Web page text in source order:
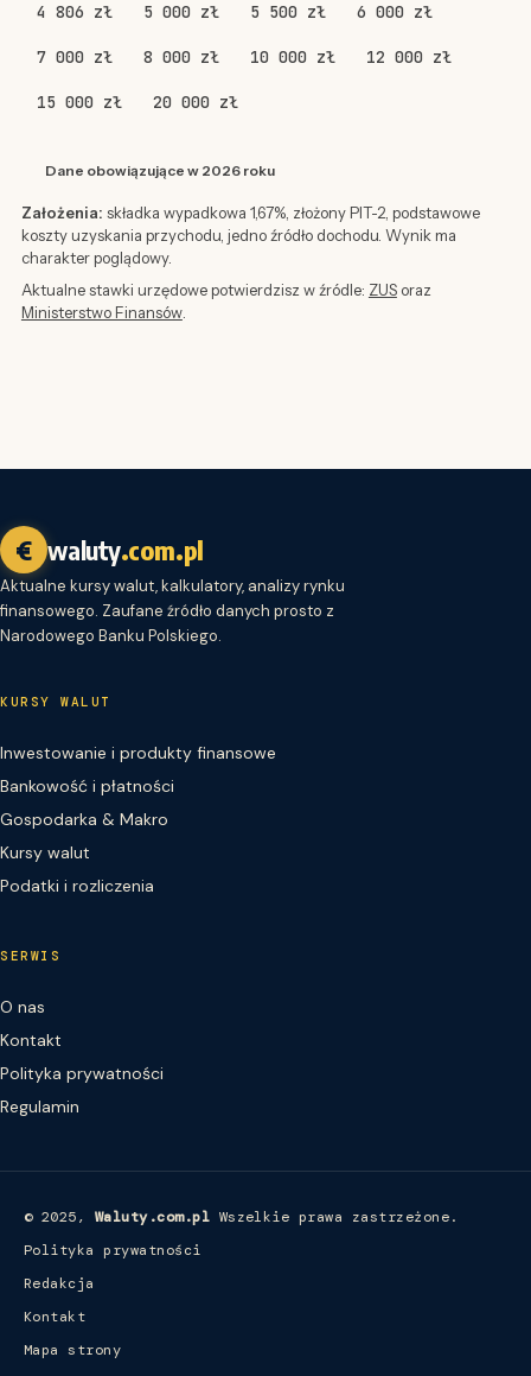
4 806 zł 5 000 zł 5 500 zł 6 000 zł
7 000 zł 8 000 zł 10 000 zł 12 000 zł
15 000 zł 20 000 zł
Dane obowiązujące w 2026 roku
Założenia: składka wypadkowa 1,67%, złożony PIT-2, podstawowe
koszty uzyskania przychodu, jedno źródło dochodu. Wynik ma
charakter poglądowy.
Aktualne stawki urzędowe potwierdzisz w źródle: ZUSoraz
Ministerstwo Finansów.
€ waluty.com.pl
Aktualne kursy walut, kalkulatory, analizy rynku
finansowego. Zaufane źródło danych prosto z
Narodowego Banku Polskiego.
KURSY WALUT
Inwestowanie i produkty finansowe
Bankowość i płatności
Gospodarka & Makro
Kursy walut
Podatki i rozliczenia
SERWIS
O nas
Kontakt
Polityka prywatności
Regulamin
© 2025, Waluty.com.pl Wszelkie prawa zastrzeżone.
Polityka prywatności
Redakcja
Kontakt
Mapa strony